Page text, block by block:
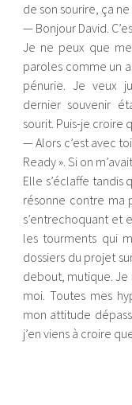
de son sourire, ça ne
— Bonjour David.
Je ne peux que
paroles comme un
pénurie. Je veux
dernier souvenir
sourit. Puis-je croire
— Alors c’est avec
Ready ». Si on
Elle s’éclaffe
résonne contre ma
s’entrechoquant et
les tourments qui
dossiers du projet
debout, mutique. Je
moi. Toutes mes
mon attitude
j’en viens à croire